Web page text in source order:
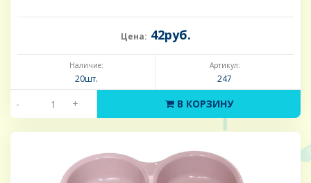
Цена: 42руб.
Наличие:
20шт.
Артикул:
247
- + В КОРЗИНУ